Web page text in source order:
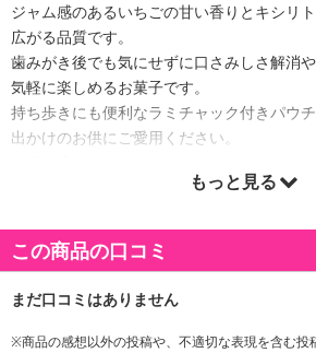
ジャム感のあるいちごの甘い香りとキシリ
広がる品質です。
歯みがき後でも気にせずに口さみしさ解消
気軽に楽しめるお菓子です。
持ち歩きにも便利なラミチャック付きパウ
出かけのお供にご愛用ください。
もっと見る
この商品の口コミ
※商品の感想以外の投稿や、不適切な表現を含む投